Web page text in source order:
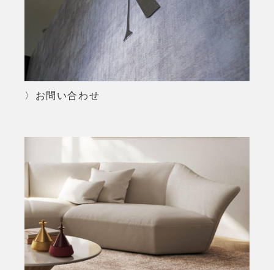
〉お問い合わせ